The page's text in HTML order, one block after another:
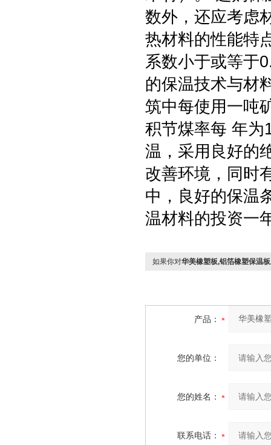
数外，还应考虑
热材料的性能特
系数小于或等于
的保温技术与材
筑中每使用一吨
积节煤率每 年为
温，采用良好的
改善环境，同时
中，良好的保温
温材料的投资一
如果你对华美橡塑板,铝箔橡塑保温
产品：
您的单位：
您的姓名：
联系电话：